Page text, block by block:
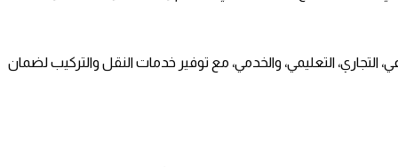
التجاري، التعليمي، والخدمي، مع توفير خدمات النقل والتركيب لضمان